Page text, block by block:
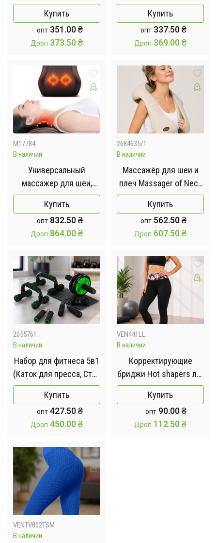
cupping massager /
Вакуумный массажер
для шеи и спины,
антицеллюлитный, USB
массажер
Купить
опт 351.00₴
Дроп 373.50₴
насадок от USB /
Ручной мышечный
массажер /
Портативный
массажер для всего
тела
Купить
опт 337.50₴
Дроп 369.00₴
M17784
В наличии
Универсальный
массажер для шеи,
спины и ног /
Массажная подушка
для спины MSN-W3 +
прогрев и вибрации
Купить
опт 832.50₴
Дроп 864.00₴
2684635/1
В наличии
Массажёр для шеи и
плеч Massager of Neck
Kneading Бежевый
Купить
опт 562.50₴
Дроп 607.50₴
2055761
В наличии
Набор для фитнеса 5в1
(Каток для пресса, Стан
для отжиманий,
Скакалка, Гриппер,
Коврик)
Купить
опт 427.50₴
Дроп 450.00₴
VEN441LL
В наличии
Корректирующие
бриджи Hot shapers луг
/ Бриджи для фитнеса
Купить
опт 90.00₴
Дроп 112.50₴
VENTV802TSM
В наличии